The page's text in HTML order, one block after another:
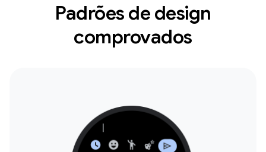
Padrões de design
comprovados